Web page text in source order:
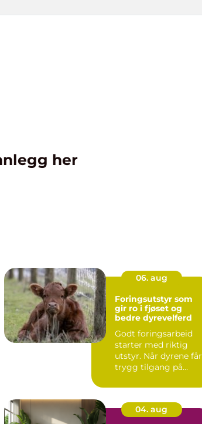
her
06. aug
Foringsutstyr som
gir ro i fjøset og
bedre dyrevelferd
Godt foringsarbeid
starter med riktig
utstyr. Når dyrene får
trygg tilgang på
tilskudd,...
04. aug